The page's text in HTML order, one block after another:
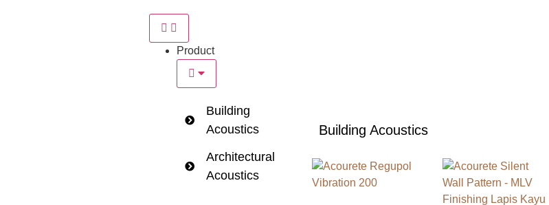
Product
Building
Acoustics
Architectural
Acoustics
Building Acoustics